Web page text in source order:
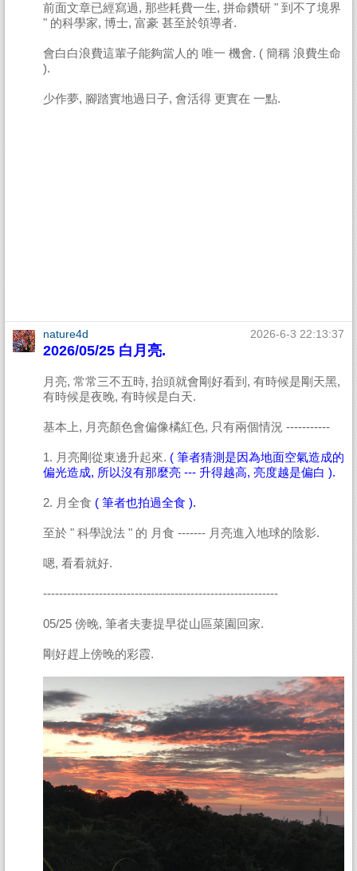
前面文章已經寫過, 那些耗費一生, 拼命鑽研 " 到不了境界
" 的科學家, 博士, 富豪 甚至於領導者.
會白白浪費這輩子能夠當人的 唯一 機會. ( 簡稱 浪費生命
).
少作夢, 腳踏實地過日子, 會活得 更實在 一點.
nature4d 2026-6-3 22:13:37
2026/05/25 白月亮.
月亮, 常常三不五時, 抬頭就會剛好看到, 有時候是剛天黑,
有時候是夜晚, 有時候是白天.
基本上, 月亮顏色會偏像橘紅色, 只有兩個情況 -----------
1. 月亮剛從東邊升起來. ( 筆者猜測是因為地面空氣造成的
偏光造成, 所以沒有那麼亮 --- 升得越高, 亮度越是偏白 ).
2. 月全食 ( 筆者也拍過全食 ).
至於 " 科學說法 " 的 月食 ------- 月亮進入地球的陰影.
嗯, 看看就好.
-----------------------------------------------------------
05/25 傍晚, 筆者夫妻提早從山區菜園回家.
剛好趕上傍晚的彩霞.